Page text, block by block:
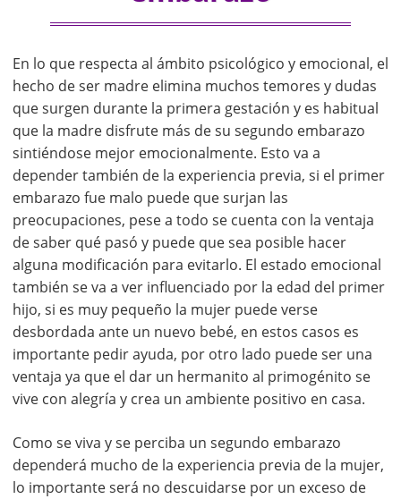
En lo que respecta al ámbito psicológico y emocional, el
hecho de ser madre elimina muchos temores y dudas
que surgen durante la primera gestación y es habitual
que la madre disfrute más de su segundo embarazo
sintiéndose mejor emocionalmente. Esto va a
depender también de la experiencia previa, si el primer
embarazo fue malo puede que surjan las
preocupaciones, pese a todo se cuenta con la ventaja
de saber qué pasó y puede que sea posible hacer
alguna modificación para evitarlo. El estado emocional
también se va a ver influenciado por la edad del primer
hijo, si es muy pequeño la mujer puede verse
desbordada ante un nuevo bebé, en estos casos es
importante pedir ayuda, por otro lado puede ser una
ventaja ya que el dar un hermanito al primogénito se
vive con alegría y crea un ambiente positivo en casa.
Como se viva y se perciba un segundo embarazo
dependerá mucho de la experiencia previa de la mujer,
lo importante será no descuidarse por un exceso de